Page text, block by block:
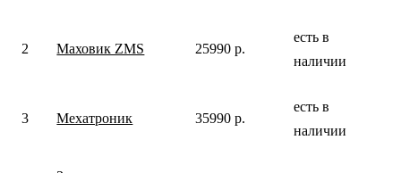
2 Маховик ZMS 25990 р.
есть в
наличии
3 Мехатроник 35990 р.
есть в
наличии